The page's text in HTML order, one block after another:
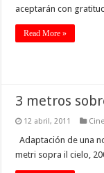
aceptarán con
Read More »
3 metros
12 abril, 2011
Adaptación de una
metri sopra il cielo,